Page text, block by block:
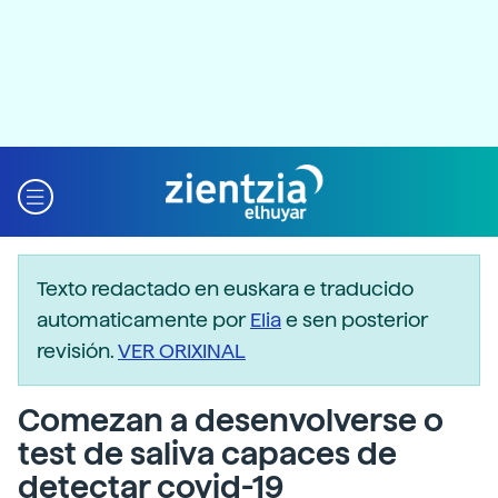
Texto redactado en euskara e traducido
automaticamente porEliae sen posterior
revisión.VER ORIXINAL
Comezan a desenvolverse o
test de saliva capaces de
detectar covid-19